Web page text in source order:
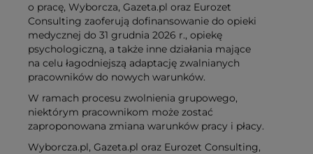
o pracę, Wyborcza, Gazeta.pl oraz Eurozet
Consulting zaoferują dofinansowanie do opieki
medycznej do 31 grudnia 2026 r., opiekę
psychologiczną, a także inne działania mające
na celu łagodniejszą adaptację zwalnianych
pracowników do nowych warunków.
W ramach procesu zwolnienia grupowego,
niektórym pracownikom może zostać
zaproponowana zmiana warunków pracy i płacy.
Wyborcza.pl, Gazeta.pl oraz Eurozet Consulting,